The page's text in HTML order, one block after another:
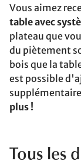
Vous aimez
table avec
plateau que
du piètement
bois que la
est possible
plus !
Tous les